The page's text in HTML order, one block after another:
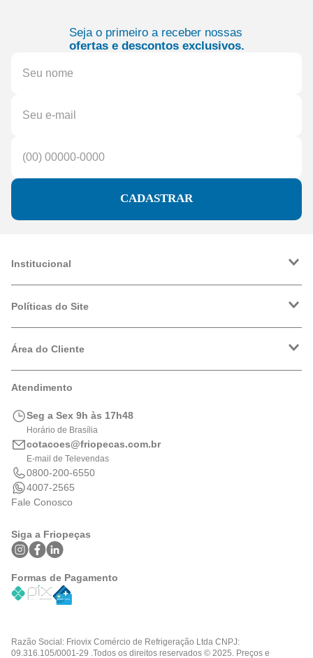
Seja o primeiro a receber nossas
ofertas e descontos exclusivos.
CADASTRAR
Institucional
Trabalhe Conosco
Políticas do Site
Política de Privacidade
Logística
Área do Cliente
Meus Pedidos
Portal de Boletos
Atendimento
Seg a Sex 9h às 17h48
Horário de Brasília
cotacoes@friopecas.com.br
E-mail de Televendas
0800-200-6550
4007-2565
Fale Conosco
Siga a Friopeças
Formas de Pagamento
Razão Social: Friovix Comércio de Refrigeração Ltda CNPJ:
09.316.105/0001-29 .Todos os direitos reservados © 2025. Preços e